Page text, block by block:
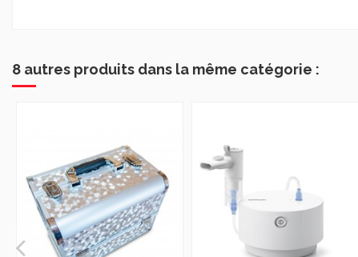
8 autres produits dans la même catégorie :